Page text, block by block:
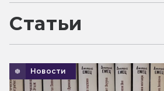
Статьи
Новости